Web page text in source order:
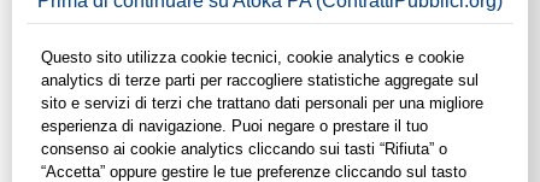
Sanità
In questa sezione del sito di ContrattiPubblici.org potrai avere
ad alcuni dei contratti presenti nella piattaforma stipulati
all'interno del Comune di Voghera in ambito Sanità. Grazie
alle funzionalità di ContrattiPubblici.org potrai monitorare la
scadenza dei contratti pubblici di tuo interesse e
programmare la tua attività commerciale con le Pubbliche